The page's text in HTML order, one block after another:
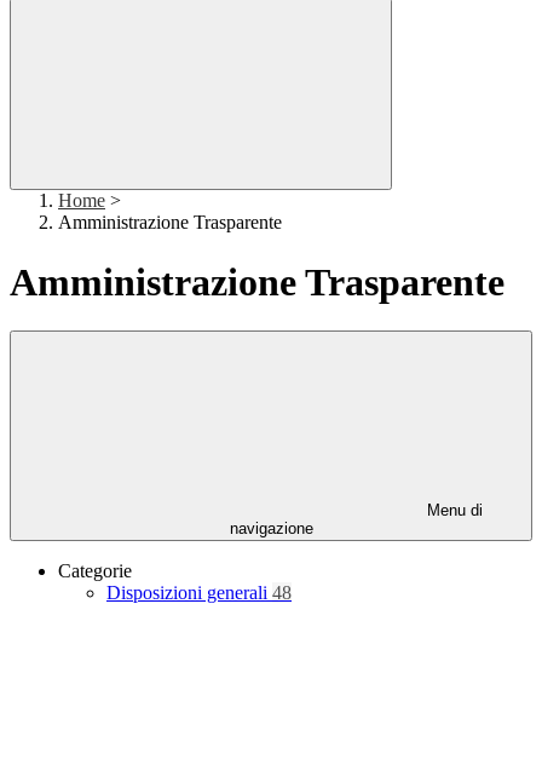
Home >
Amministrazione Trasparente
Amministrazione Trasparente
Menu di
navigazione
Categorie
Disposizioni generali 48